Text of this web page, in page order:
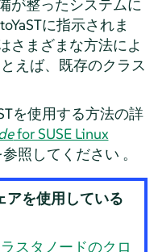
が整ったシステムに
に指示されま
さまざまな方法によ
えば、既存のクラス
を使用する方法の詳
for SUSE Linux
参照してください 。
アを使用している
スタノードのクロ